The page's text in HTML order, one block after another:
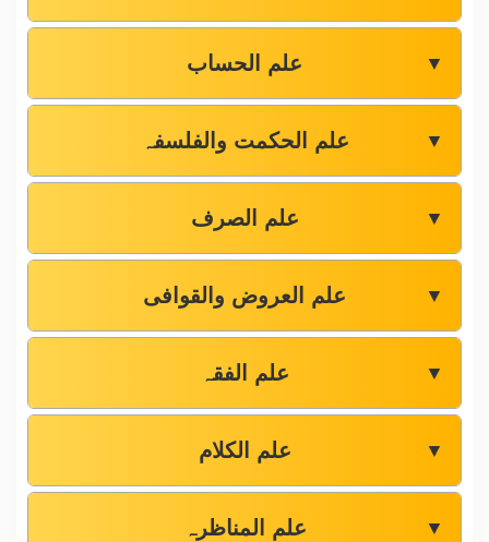
علم الحساب ▼
علم الحکمت والفلسفہ ▼
علم الصرف ▼
علم العروض والقوافی ▼
علم الفقہ ▼
علم الکلام ▼
علم المناظرہ ▼